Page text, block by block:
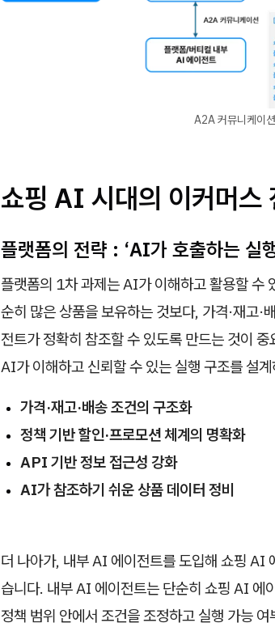
A2A 커뮤니케이
쇼핑 AI 시대의 이커머스
플랫폼의 전략 : ‘AI가 호출하는 실
플랫폼의 1차 과제는 AI가 이해하고 활용할 수
순히 많은 상품을 보유하는 것보다, 가격·재고
전트가 정확히 참조할 수 있도록 만드는 것이
AI가 이해하고 신뢰할 수 있는 실행 구조를 설
가격·재고·배송 조건의 구조화
정책 기반 할인·프로모션 체계의 명확화
API 기반 정보 접근성 강화
AI가 참조하기 쉬운 상품 데이터 정비
더 나아가, 내부 AI 에이전트를 도입해 쇼핑 AI
습니다. 내부 AI 에이전트는 단순히 쇼핑 AI 에
정책 범위 안에서 조건을 조정하고 실행 가능